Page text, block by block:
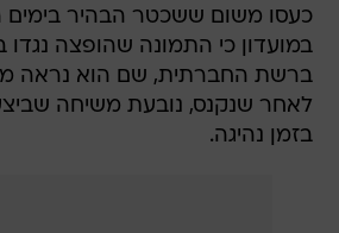
כעסו משום ששכטר הבהיר בימים
במועדון כי התמונה שהופצה נגדו
ברשת החברתית, שם הוא נראה
לאחר שנקנס, נובעת משיחה שביצע
בזמן נהיגה.